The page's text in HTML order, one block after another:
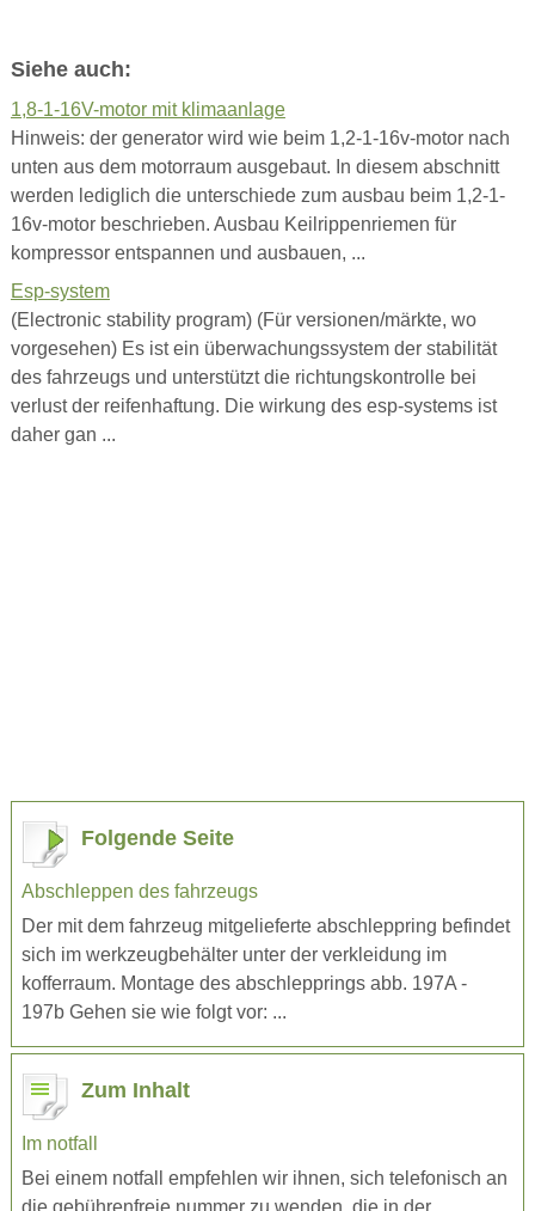
Siehe auch:
1,8-1-16V-motor mit klimaanlage
Hinweis: der generator wird wie beim 1,2-1-16v-motor nach
unten aus dem motorraum ausgebaut. In diesem abschnitt
werden lediglich die unterschiede zum ausbau beim 1,2-1-
16v-motor beschrieben. Ausbau Keilrippenriemen für
kompressor entspannen und ausbauen, ...
Esp-system
(Electronic stability program) (Für versionen/märkte, wo
vorgesehen) Es ist ein überwachungssystem der stabilität
des fahrzeugs und unterstützt die richtungskontrolle bei
verlust der reifenhaftung. Die wirkung des esp-systems ist
daher gan ...
Folgende Seite
Abschleppen des fahrzeugs
Der mit dem fahrzeug mitgelieferte abschleppring befindet
sich im werkzeugbehälter unter der verkleidung im
kofferraum. Montage des abschlepprings abb. 197A -
197b Gehen sie wie folgt vor: ...
Zum Inhalt
Im notfall
Bei einem notfall empfehlen wir ihnen, sich telefonisch an
die gebührenfreie nummer zu wenden, die in der